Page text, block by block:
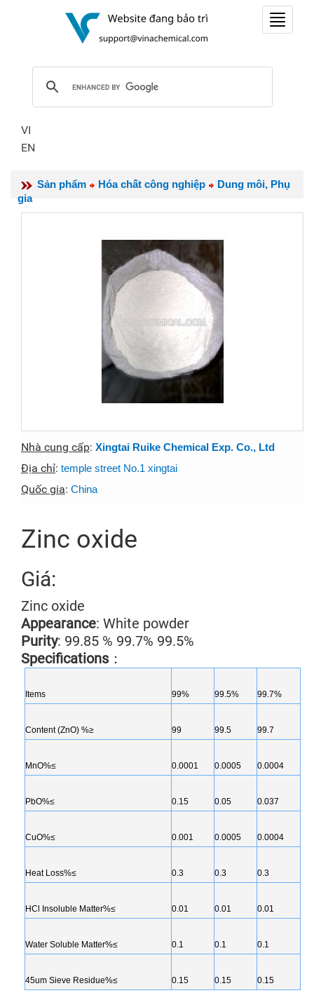
Toggle
VI
EN
Sản phẩm Hóa chất công nghiệp
Dung môi, Phụ
gia
Nhà cung cấp: Xingtai Ruike Chemical Exp. Co., Ltd
Địa chỉ: temple street No.1 xingtai
Quốc gia: China
Zinc oxide
Giá:
Zinc oxide
Appearance: White powder
Purity: 99.85 % 99.7% 99.5%
Specifications ：
Items 99% 99.5% 99.7%
Content (ZnO) %≥ 99 99.5 99.7
MnO%≤ 0.0001 0.0005 0.0004
PbO%≤ 0.15 0.05 0.037
CuO%≤ 0.001 0.0005 0.0004
Heat Loss%≤ 0.3 0.3 0.3
HCl Insoluble Matter%≤ 0.01 0.01 0.01
Water Soluble Matter%≤ 0.1 0.1 0.1
45um Sieve Residue%≤ 0.15 0.15 0.15